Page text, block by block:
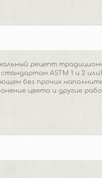
рецепт
ASTM 1 и 2
без прочих
цвета и другие